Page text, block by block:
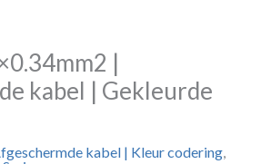
|
kabel | Gekleurde
kabel | Kleur codering,